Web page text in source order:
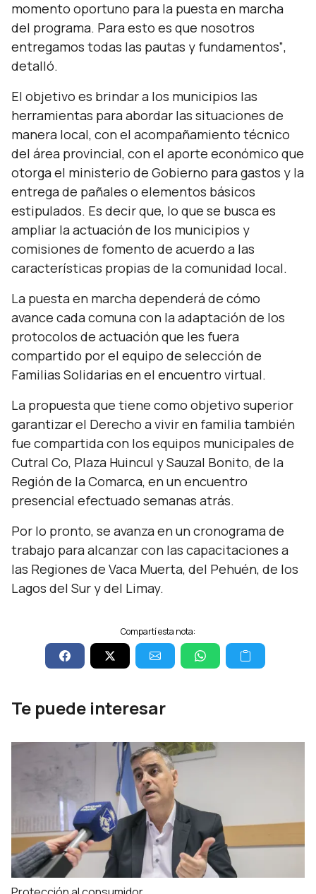
momento oportuno para la puesta en marcha
del programa. Para esto es que nosotros
entregamos todas las pautas y fundamentos”,
detalló.
El objetivo es brindar a los municipios las
herramientas para abordar las situaciones de
manera local, con el acompañamiento técnico
del área provincial, con el aporte económico que
otorga el ministerio de Gobierno para gastos y la
entrega de pañales o elementos básicos
estipulados. Es decir que, lo que se busca es
ampliar la actuación de los municipios y
comisiones de fomento de acuerdo a las
características propias de la comunidad local.
La puesta en marcha dependerá de cómo
avance cada comuna con la adaptación de los
protocolos de actuación que les fuera
compartido por el equipo de selección de
Familias Solidarias en el encuentro virtual.
La propuesta que tiene como objetivo superior
garantizar el Derecho a vivir en familia también
fue compartida con los equipos municipales de
Cutral Co, Plaza Huincul y Sauzal Bonito, de la
Región de la Comarca, en un encuentro
presencial efectuado semanas atrás.
Por lo pronto, se avanza en un cronograma de
trabajo para alcanzar con las capacitaciones a
las Regiones de Vaca Muerta, del Pehuén, de los
Lagos del Sur y del Limay.
Compartí esta nota:
Te puede interesar